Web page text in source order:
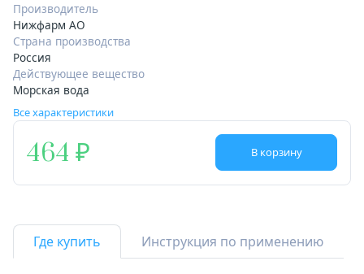
Производитель
Нижфарм АО
Страна производства
Россия
Действующее вещество
Морская вода
Все характеристики
464 В корзину
Где купить Инструкция по применению